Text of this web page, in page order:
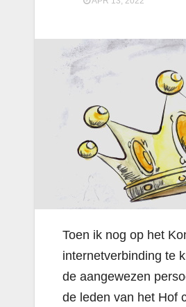
Toen ik nog op het
internetverbinding te
de aangewezen
de leden van het Hof